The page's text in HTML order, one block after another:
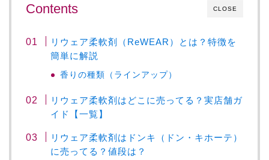
CLOSE
Contents
リウェア柔軟剤（ReWEAR）とは？特徴を
簡単に解説
香りの種類（ラインアップ）
リウェア柔軟剤はどこに売ってる？実店舗ガ
イド【一覧】
リウェア柔軟剤はドンキ（ドン・キホーテ）
に売ってる？値段は？